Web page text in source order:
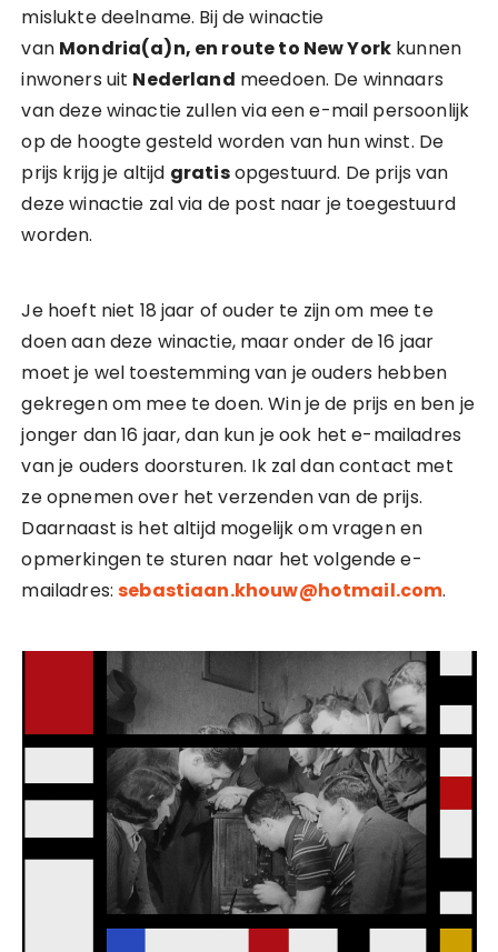
mislukte deelname. Bij de winactie
van Mondria(a)n, en route to New York kunnen
inwoners uit Nederland meedoen. De winnaars
van deze winactie zullen via een e-mail persoonlijk
op de hoogte gesteld worden van hun winst. De
prijs krijg je altijd gratisopgestuurd. De prijs van
deze winactie zal via de post naar je toegestuurd
worden.
Je hoeft niet 18 jaar of ouder te zijn om mee te
doen aan deze winactie, maar onder de 16 jaar
moet je wel toestemming van je ouders hebben
gekregen om mee te doen. Win je de prijs en ben je
jonger dan 16 jaar, dan kun je ook het e-mailadres
van je ouders doorsturen. Ik zal dan contact met
ze opnemen over het verzenden van de prijs.
Daarnaast is het altijd mogelijk om vragen en
opmerkingen te sturen naar het volgende e-
mailadres:sebastiaan.khouw@hotmail.com.